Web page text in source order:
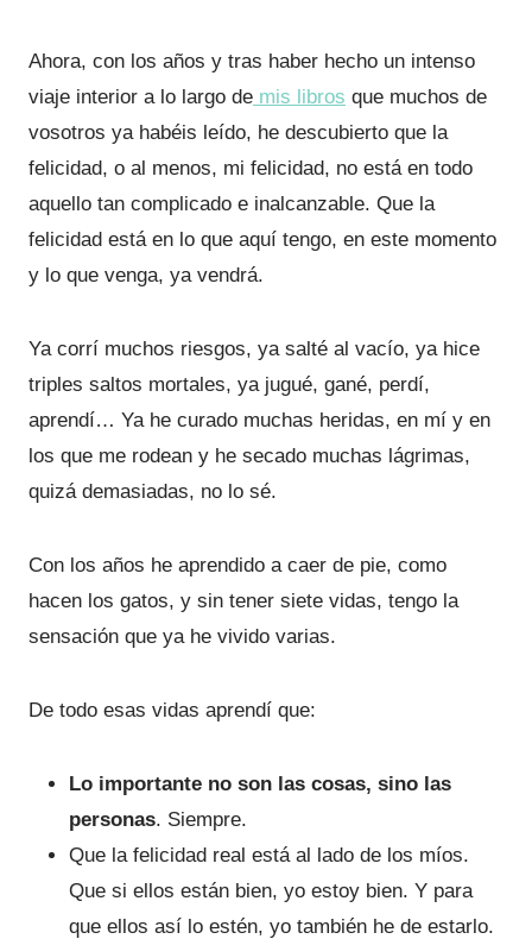
Ahora, con los años y tras haber hecho un intenso
viaje interior a lo largo de mis libros que muchos de
vosotros ya habéis leído, he descubierto que la
felicidad, o al menos, mi felicidad, no está en todo
aquello tan complicado e inalcanzable. Que la
felicidad está en lo que aquí tengo, en este momento
y lo que venga, ya vendrá.
Ya corrí muchos riesgos, ya salté al vacío, ya hice
triples saltos mortales, ya jugué, gané, perdí,
aprendí… Ya he curado muchas heridas, en mí y en
los que me rodean y he secado muchas lágrimas,
quizá demasiadas, no lo sé.
Con los años he aprendido a caer de pie, como
hacen los gatos, y sin tener siete vidas, tengo la
sensación que ya he vivido varias.
De todo esas vidas aprendí que:
Lo importante no son las cosas, sino las
personas. Siempre.
Que la felicidad real está al lado de los míos.
Que si ellos están bien, yo estoy bien. Y para
que ellos así lo estén, yo también he de estarlo.